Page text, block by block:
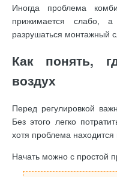
Иногда проблема
прижимается слабо,
разрушаться монтажный
Как понять,
воздух
Перед регулировкой
Без этого легко
хотя проблема
Начать можно с простой